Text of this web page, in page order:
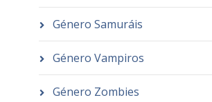
Género Samuráis
Género Vampiros
Género Zombies